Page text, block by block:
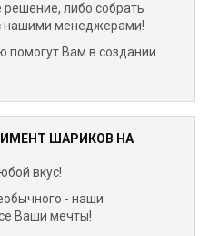
либо собрать
нашими менеджерами!
помогут Вам в создании
ШАРИКОВ НА
вкус!
- наши
Ваши мечты!